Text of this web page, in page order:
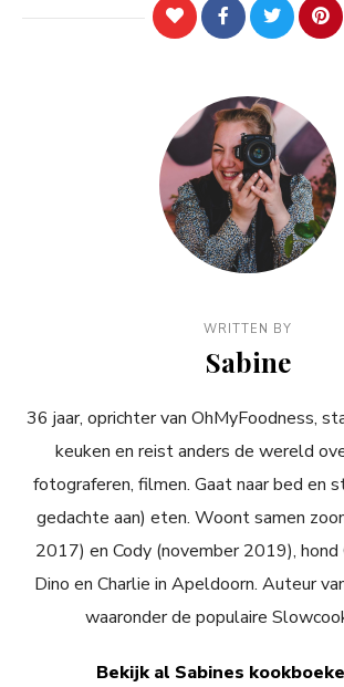
WRITTEN BY
Sabine
36 jaar, oprichter van OhMyFoodness,
keuken en reist anders de wereld
fotograferen, filmen. Gaat naar bed en
gedachte aan) eten. Woont samen
2017) en Cody (november 2019),
Dino en Charlie in Apeldoorn. Auteur
waaronder de populaire
Bekijk al Sabines